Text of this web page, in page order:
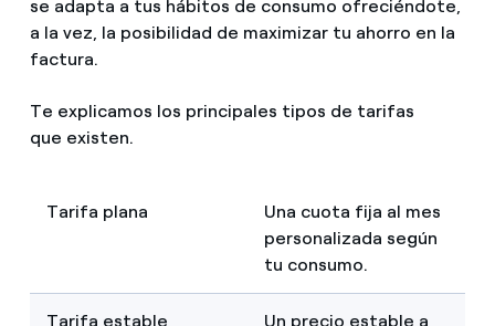
se adapta a tus hábitos de consumo ofreciéndote,
a la vez, la posibilidad de maximizar tu ahorro en la
factura.
Te explicamos los principales tipos de tarifas
que existen.
Tarifa plana
Una cuota fija al mes
personalizada según
tu consumo.
Tarifa estable
Un precio estable a